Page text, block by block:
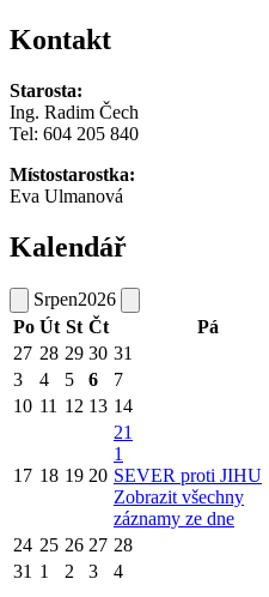
Kontakt
Starosta:
Ing. Radim Čech
Tel: 604 205 840
Místostarostka:
Eva Ulmanová
Kalendář
Srpen2026
Po Út St Čt Pá
27 28 29 30 31
3
4 5 6 7
10 11 12 13 14
17 18 19 20
21
1
SEVER proti JIHU
Zobrazit všechny
záznamy ze dne
24 25 26 27 28
31 1 2 3 4